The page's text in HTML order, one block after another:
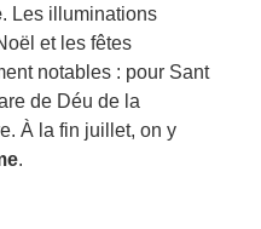
. Les illuminations
et les fêtes
notables : pour Sant
de Déu de la
À la fin juillet, on y
.